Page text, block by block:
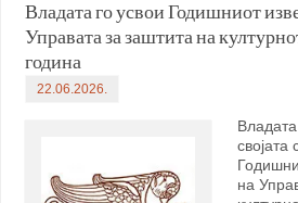
Владата го усвои Годишниот
Управата за заштита на
година
22.06.2026.
својата
на